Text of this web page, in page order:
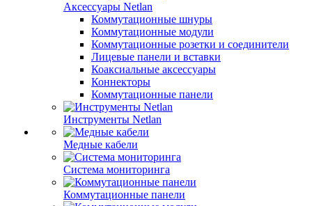
Аксессуары Netlan
Коммутационные шнуры
Коммутационные модули
Коммутационные розетки и соединители
Лицевые панели и вставки
Коаксиальные аксессуары
Коннекторы
Коммутационные панели
Инструменты Netlan
Медные кабели
Система мониторинга
Коммутационные панели